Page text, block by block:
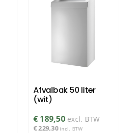
Afvalbak 50 liter
(wit)
€ 189,50 excl. BTW
€229,30 incl. BTW